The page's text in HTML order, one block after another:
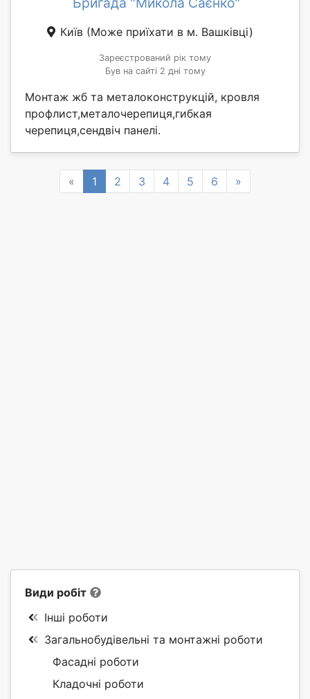
Київ (Може приїхати в м. Вашківці)
Зареєстрований рік тому
Був на сайті 2 дні тому
Монтаж жб та металоконструкцій, кровля
профлист,металочерепиця,гибкая
черепиця,сендвіч панелі.
« Previous
1 2 3 4 5 6 »
Види робіт
Інші роботи
Загальнобудівельні та монтажні роботи
Фасадні роботи
Кладочні роботи